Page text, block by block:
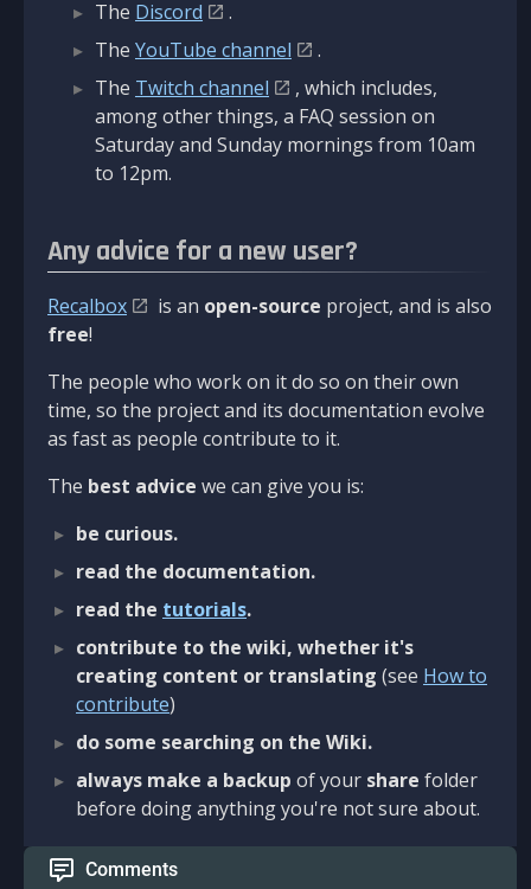
The Discord
.
The YouTube channel
.
The Twitch channel
, which includes,
among other things, a FAQ session on
Saturday and Sunday mornings from 10am
to 12pm.
Any advice for a new user?
Recalbox is an open-source project, and is also
free!
The people who work on it do so on their own
time, so the project and its documentation evolve
as fast as people contribute to it.
The best advice we can give you is:
be curious.
read the documentation.
read the tutorials.
contribute to the wiki, whether it's
creating content or translating (see How to
contribute)
do some searching on the Wiki.
always make a backup of your share folder
before doing anything you're not sure about.
Comments